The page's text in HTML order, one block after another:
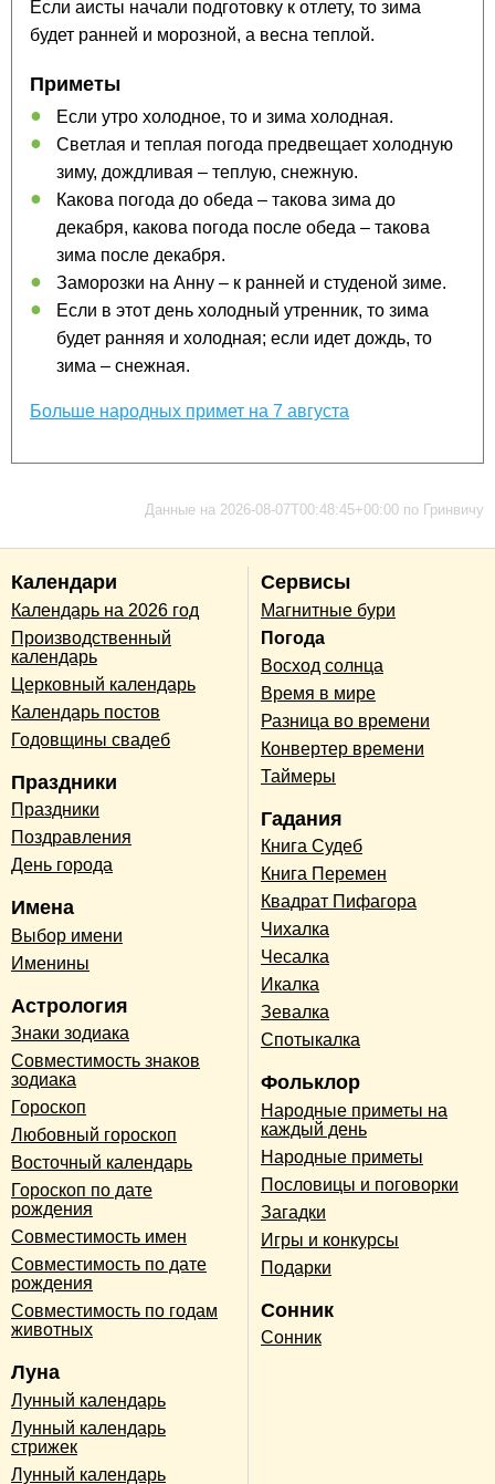
Если аисты начали подготовку к отлету, то зима
будет ранней и морозной, а весна теплой.
Приметы
Если утро холодное, то и зима холодная.
Светлая и теплая погода предвещает холодную
зиму, дождливая – теплую, снежную.
Какова погода до обеда – такова зима до
декабря, какова погода после обеда – такова
зима после декабря.
Заморозки на Анну – к ранней и студеной зиме.
Если в этот день холодный утренник, то зима
будет ранняя и холодная; если идет дождь, то
зима – снежная.
Больше народных примет на 7 августа
Данные на 2026-08-07T00:48:45+00:00 по Гринвичу
Календари
Календарь на 2026 год
Производственный
календарь
Церковный календарь
Календарь постов
Годовщины свадеб
Праздники
Праздники
Поздравления
День города
Имена
Выбор имени
Именины
Астрология
Знаки зодиака
Совместимость знаков
зодиака
Гороскоп
Любовный гороскоп
Восточный календарь
Гороскоп по дате
рождения
Совместимость имен
Совместимость по дате
рождения
Совместимость по годам
животных
Луна
Лунный календарь
Лунный календарь
стрижек
Лунный календарь
Сервисы
Магнитные бури
Погода
Восход солнца
Время в мире
Разница во времени
Конвертер времени
Таймеры
Гадания
Книга Судеб
Книга Перемен
Квадрат Пифагора
Чихалка
Чесалка
Икалка
Зевалка
Спотыкалка
Фольклор
Народные приметы на
каждый день
Народные приметы
Пословицы и поговорки
Загадки
Игры и конкурсы
Подарки
Сонник
Сонник